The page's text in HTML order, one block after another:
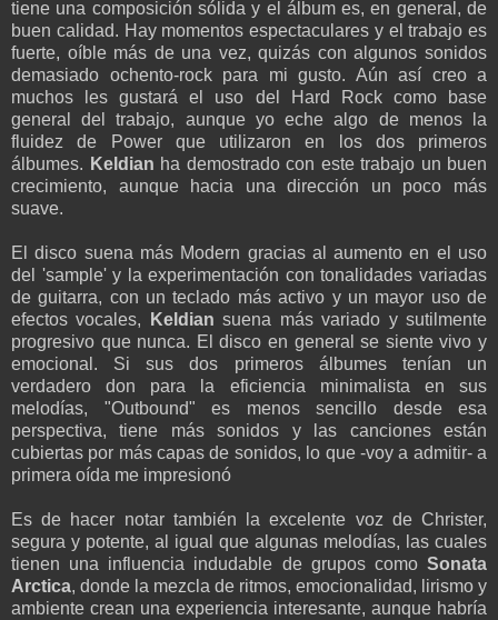
tiene una composición sólida y el álbum es, en general, de
buen calidad. Hay momentos espectaculares y el trabajo es
fuerte, oíble más de una vez, quizás con algunos sonidos
demasiado ochento-rock para mi gusto. Aún así creo a
muchos les gustará el uso del Hard Rock como base
general del trabajo, aunque yo eche algo de menos la
fluidez de Power que utilizaron en los dos primeros
álbumes. Keldian ha demostrado con este trabajo un buen
crecimiento, aunque hacia una dirección un poco más
suave.
El disco suena más Modern gracias al aumento en el uso
del 'sample' y la experimentación con tonalidades variadas
de guitarra, con un teclado más activo y un mayor uso de
efectos vocales,
Keldian suena más variado y sutilmente
progresivo que nunca. El disco en general se siente vivo y
emocional. Si sus dos primeros álbumes tenían un
verdadero don para la eficiencia minimalista en sus
melodías, "Outbound" es menos sencillo desde esa
perspectiva, tiene más sonidos y las canciones están
cubiertas por más capas de sonidos, lo que -voy a admitir- a
primera oída me impresionó
Es de hacer notar también la excelente voz de Christer,
segura y potente, al igual que algunas melodías, las cuales
tienen una influencia indudable de grupos como Sonata
Arctica, donde la mezcla de ritmos, emocionalidad, lirismo y
ambiente crean una experiencia interesante, aunque habría